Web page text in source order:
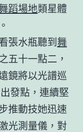
蹈場地類星體
張水瓶聽到舞
五十一點二，
鏡將以光譜巡
發點，連續堅
推動技她迅速
光測量儀，對